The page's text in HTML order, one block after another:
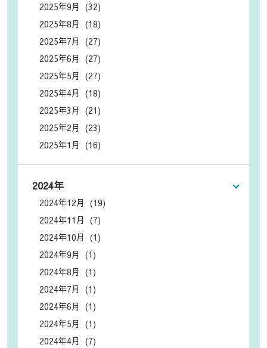
2025年9月 (32)
2025年8月 (18)
2025年7月 (27)
2025年6月 (27)
2025年5月 (27)
2025年4月 (18)
2025年3月 (21)
2025年2月 (23)
2025年1月 (16)
2024年
2024年12月 (19)
2024年11月 (7)
2024年10月 (1)
2024年9月 (1)
2024年8月 (1)
2024年7月 (1)
2024年6月 (1)
2024年5月 (1)
2024年4月 (7)